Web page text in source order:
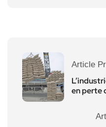
Article
en perte